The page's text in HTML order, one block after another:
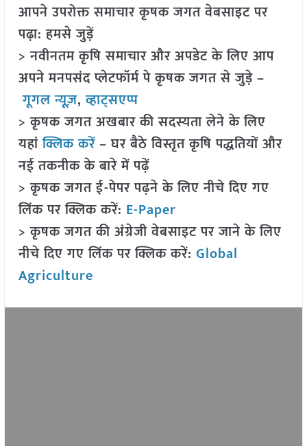
आपने उपरोक्त समाचार कृषक जगत वेबसाइट पर
पढ़ा: हमसे जुड़ें
> नवीनतम कृषि समाचार और अपडेट के लिए आप
अपने मनपसंद प्लेटफॉर्म पे कृषक जगत से जुड़े –
गूगल न्यूज़,व्हाट्सएप्प
> कृषक जगत अखबार की सदस्यता लेने के लिए
यहांक्लिक करें– घर बैठे विस्तृत कृषि पद्धतियों और
नई तकनीक के बारे में पढ़ें
> कृषक जगत ई-पेपर पढ़ने के लिए नीचे दिए गए
लिंक पर क्लिक करें: E-Paper
> कृषक जगत की अंग्रेजी वेबसाइट पर जाने के लिए
नीचे दिए गए लिंक पर क्लिक करें: Global
Agriculture